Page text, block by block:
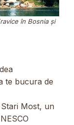
în Bosnia și
te bucura de
Most, un